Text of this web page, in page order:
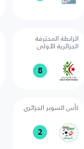
الرابطة المحترفة
الجزائرية الأولى
8
كأس السوبر الجزائري
2